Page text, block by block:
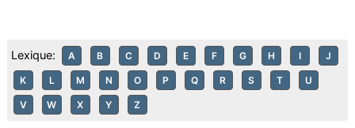
Lexique: A B C D E F G H I J
K L M N O P Q R S T U
V W X Y Z